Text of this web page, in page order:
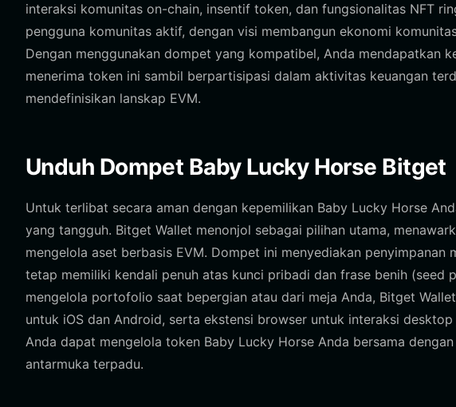
interaksi komunitas on-chain, insentif token, dan fungsionalitas NFT
pengguna komunitas aktif, dengan visi membangun ekonomi
Dengan menggunakan dompet yang kompatibel, Anda mendapatkan
menerima token ini sambil berpartisipasi dalam aktivitas keuangan
mendefinisikan lanskap EVM.
Unduh Dompet Baby Lucky Horse Bitget
Untuk terlibat secara aman dengan kepemilikan Baby Lucky Horse
yang tangguh. Bitget Wallet menonjol sebagai pilihan utama,
mengelola aset berbasis EVM. Dompet ini menyediakan penyimpanan
tetap memiliki kendali penuh atas kunci pribadi dan frase benih (seed
mengelola portofolio saat bepergian atau dari meja Anda, Bitget
untuk iOS dan Android, serta ekstensi browser untuk interaksi
Anda dapat mengelola token Baby Lucky Horse Anda bersama
antarmuka terpadu.